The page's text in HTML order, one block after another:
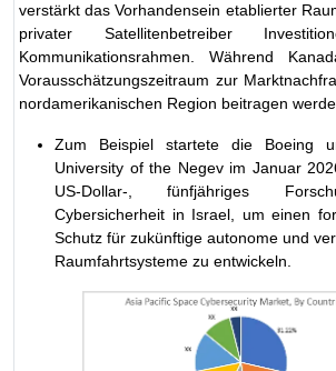
verstärkt das Vorhandensein etablierter
privater Satellitenbetreiber
Kommunikationsrahmen. Während
Vorausschätzungszeitraum zur
nordamerikanischen Region beitragen
Zum Beispiel startete die Boeing
University of the Negev im Januar
US-Dollar-, fünfjähriges
Cybersicherheit in Israel, um einen
Schutz für zukünftige autonome und
Raumfahrtsysteme zu entwickeln.